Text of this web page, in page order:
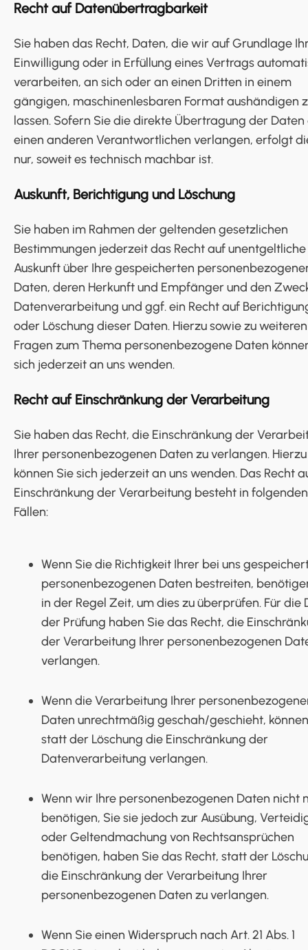
Recht auf Daten­übertrag­barkeit
Sie haben das Recht, Daten, die wir auf Grundlage
Einwilligung oder in Erfüllung eines Vertrags
verarbeiten, an sich oder an einen Dritten in einem
gängigen, maschinenlesbaren Format aushändigen
lassen. Sofern Sie die direkte Übertragung der Daten
einen anderen Verantwortlichen verlangen, erfolgt
nur, soweit es technisch machbar ist.
Auskunft, Berichtigung und Löschung
Sie haben im Rahmen der geltenden gesetzlichen
Bestimmungen jederzeit das Recht auf unentgeltliche
Auskunft über Ihre gespeicherten
Daten, deren Herkunft und Empfänger und den
Datenverarbeitung und ggf. ein Recht auf
oder Löschung dieser Daten. Hierzu sowie zu weiteren
Fragen zum Thema personenbezogene Daten
sich jederzeit an uns wenden.
Recht auf Einschränkung der Verarbeitung
Sie haben das Recht, die Einschränkung der
Ihrer personenbezogenen Daten zu verlangen. Hierzu
können Sie sich jederzeit an uns wenden. Das Recht
Einschränkung der Verarbeitung besteht in folgenden
Fällen:
Wenn Sie die Richtigkeit Ihrer bei uns
personenbezogenen Daten bestreiten,
in der Regel Zeit, um dies zu überprüfen. Für die
der Prüfung haben Sie das Recht, die
der Verarbeitung Ihrer personenbezogenen
verlangen.
Wenn die Verarbeitung Ihrer
Daten unrechtmäßig geschah/geschieht,
statt der Löschung die Einschränkung der
Datenverarbeitung verlangen.
Wenn wir Ihre personenbezogenen Daten nicht
benötigen, Sie sie jedoch zur Ausübung,
oder Geltendmachung von Rechtsansprüchen
benötigen, haben Sie das Recht, statt der
die Einschränkung der Verarbeitung Ihrer
personenbezogenen Daten zu verlangen.
Wenn Sie einen Widerspruch nach Art. 21 Abs. 1